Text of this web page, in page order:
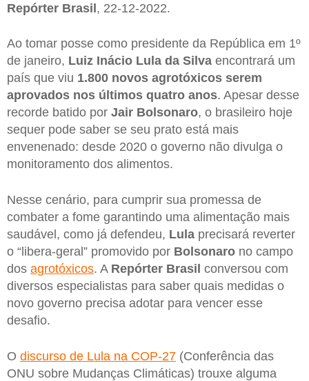
Repórter Brasil, 22-12-2022.
Ao tomar posse como presidente da República em 1º
de janeiro, Luiz Inácio Lula da Silva encontrará um
país que viu 1.800 novos agrotóxicos serem
aprovados nos últimos quatro anos. Apesar desse
recorde batido por Jair Bolsonaro, o brasileiro hoje
sequer pode saber se seu prato está mais
envenenado: desde 2020 o governo não divulga o
monitoramento dos alimentos.
Nesse cenário, para cumprir sua promessa de
combater a fome garantindo uma alimentação mais
saudável, como já defendeu, Lula precisará reverter
o “libera-geral” promovido por Bolsonaro no campo
dos agrotóxicos. A Repórter Brasil conversou com
diversos especialistas para saber quais medidas o
novo governo precisa adotar para vencer esse
desafio.
O discurso de Lula na COP-27 (Conferência das
ONU sobre Mudanças Climáticas) trouxe alguma